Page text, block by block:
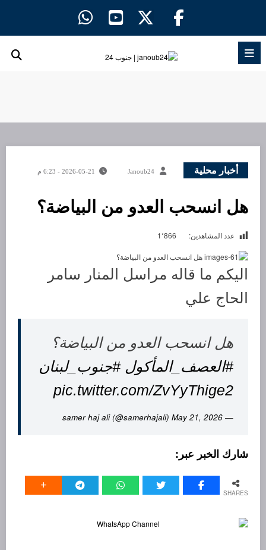
أخبار محلية Janoub24 2026-05-21 - 6:23 م
هل انسحب العدو من البياضة؟
عدد المشاهدين: 1٬866
اليكم ما قاله مراسل المنار سامر
الحاج علي
هل انسحب العدو من البياضة؟
#العصف_المأكول #جنوب_لبنان
pic.twitter.com/ZvYyThige2
— samer haj ali (@samerhajali)
May 21, 2026
SHARES